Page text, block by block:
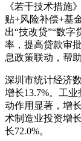
《若干技术措施
贴+风险补偿+基
出“技改贷”“数字
率，提高贷款审
息政策联动，帮
深圳市统计经济
增长13.7%。工
动作用显著，增
术制造业投资增
长72.0%。